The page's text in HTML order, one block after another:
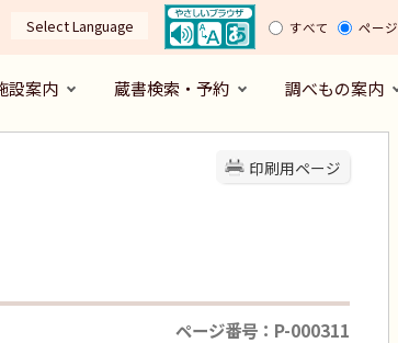
Select Language すべて ページ
設案内 蔵書検索・予約 調べもの案内
印刷用ページ
ページ番号：P-000311